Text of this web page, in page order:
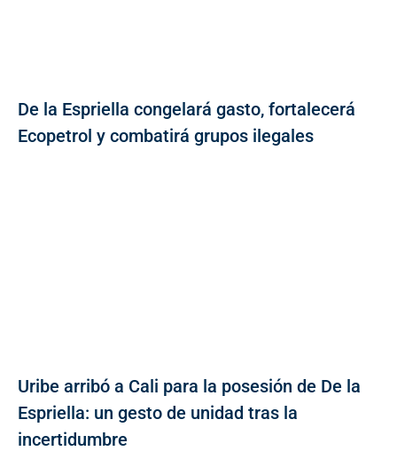
De la Espriella congelará gasto, fortalecerá
Ecopetrol y combatirá grupos ilegales
Uribe arribó a Cali para la posesión de De la
Espriella: un gesto de unidad tras la
incertidumbre